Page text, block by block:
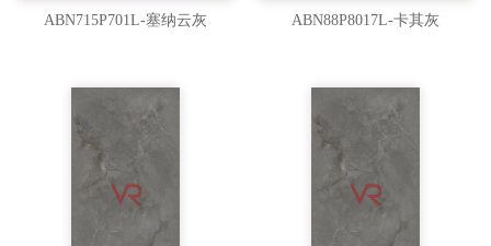
ABN715P701L-塞纳云灰 ABN88P8017L-卡其灰